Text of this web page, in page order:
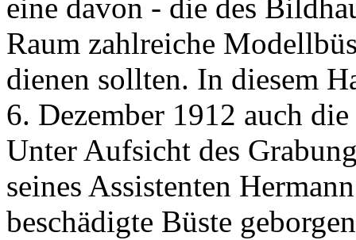
eine davon - die des
Raum zahlreiche
dienen sollten. In diesem
6. Dezember 1912 auch
Unter Aufsicht des
seines Assistenten
beschädigte Büste